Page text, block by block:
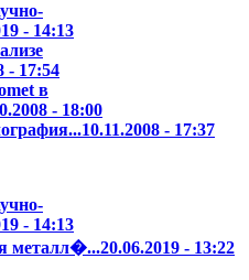
- 14:13
- 17:54
в
- 18:00
10.11.2008 - 17:37
- 14:13
металл�...20.06.2019 - 13:22